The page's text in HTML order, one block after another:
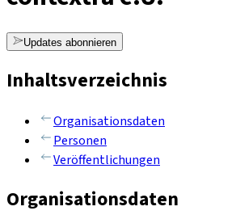
Updates abonnieren
Inhaltsverzeichnis
Organisationsdaten
Personen
Veröffentlichungen
Organisationsdaten